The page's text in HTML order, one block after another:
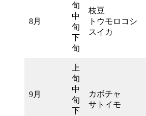
8月
旬
中
旬
下
旬
枝豆
トウモロコシ
スイカ
9月
上
旬
中
旬
下
カボチャ
サトイモ